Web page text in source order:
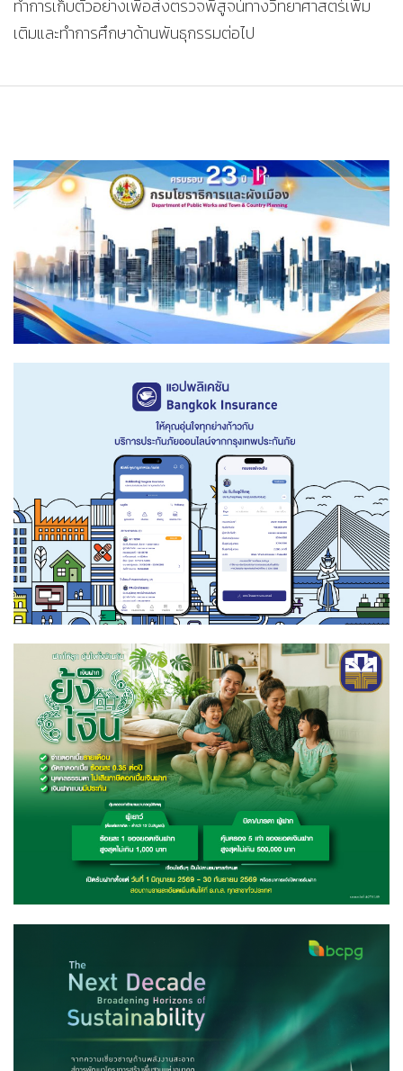
ทำการเก็บตัวอย่างเพื่อส่งตรวจพิสูจน์ทางวิทยาศาสตร์เพิ่ม
เติมและทำการศึกษาด้านพันธุกรรมต่อไป